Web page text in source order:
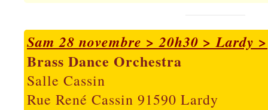
Sam 28 novembre > 20h30 > Lardy >
Brass Dance Orchestra
Salle Cassin
Rue René Cassin 91590 Lardy